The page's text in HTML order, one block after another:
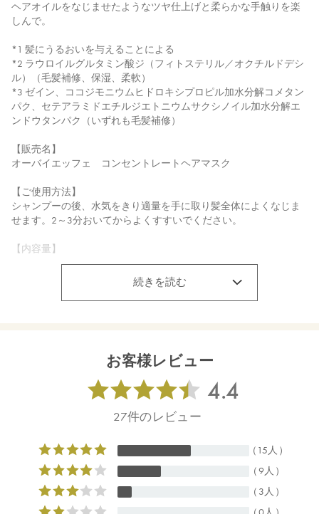
ヘアオイルをなじませたようなツヤ仕上げと柔らかな手触りを楽
しんで。
*1 髪にうるおいを与えることによる
*2 ラウロイルグルタミン酸ジ（フィトステリル／オクチルドデシ
ル）（毛髪補修、保湿、柔軟）
*3 ゼイン、ココジモニウムヒドロキシプロピル加水分解コメタン
パク、セテアラミドエチルジエトニウムサクシノイル加水分解エ
ンドウタンパク（いずれも毛髪補修）
【販売名】
オーバイエッフェ コンセントレートヘアマスク
【ご使用方法】
シャンプーの後、水気をきり適量を手に取り髪全体によくなじま
せます。2～3分おいてからよくすすいでください。
【内容量】
ン酸／ヒドロキシステアリン酸）ポリグリセリル－１０、ベヘナ
ミドプロピルジメチルアミン、アプリコット核油ポリグリセリル
－６エステルズ、ラウリン酸メチルヘプチル、ＰＰＧ－３カプリ
ロイルグルタミン酸ジ（フィトステリル／オクチルドデシル）、
添モリンガ油）エステルズ、アルガニアスピノサ核油、ホホバ種
子油、グリコシルトレハロース、シア脂、セテアラミドエチルジ
エトニウムサクシノイル加水分解エンドウタンパク、γ－ドコサラ
クトン、ローズマリー葉エキス、銅クロロフィル、スピルリナプ
ラテンシスエキス、アスタキサンチン、ヘマトコッカスプルビア
続きを読む
お客様レビュー